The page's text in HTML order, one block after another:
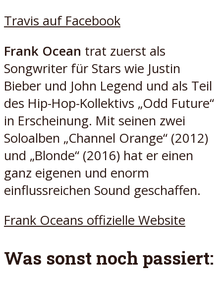
Travis auf Facebook
Frank Ocean trat zuerst als
Songwriter für Stars wie Justin
Bieber und John Legend und als Teil
des Hip-Hop-Kollektivs „Odd Future“
in Erscheinung. Mit seinen zwei
Soloalben „Channel Orange“ (2012)
und „Blonde“ (2016) hat er einen
ganz eigenen und enorm
einflussreichen Sound geschaffen.
Frank Oceans offizielle Website
Was sonst noch passiert: